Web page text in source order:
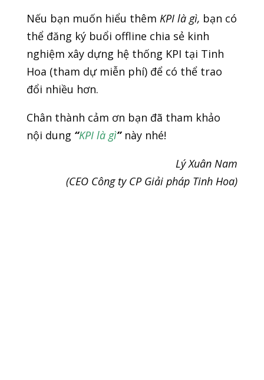
Nếu bạn muốn hiểu thêm KPI là gì, bạn có
thể đăng ký buổi offline chia sẻ kinh
nghiệm xây dựng hệ thống KPI tại Tinh
Hoa (tham dự miễn phí) để có thể trao
đổi nhiều hơn.
Chân thành cảm ơn bạn đã tham khảo
nội dung “KPI là gì” này nhé!
Lý Xuân Nam
(CEO Công ty CP Giải pháp Tinh Hoa)